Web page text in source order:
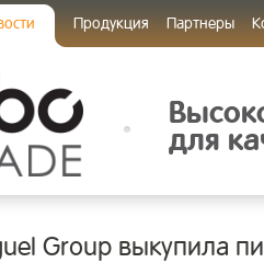
Продукция Партнеры
для
Group выкупила